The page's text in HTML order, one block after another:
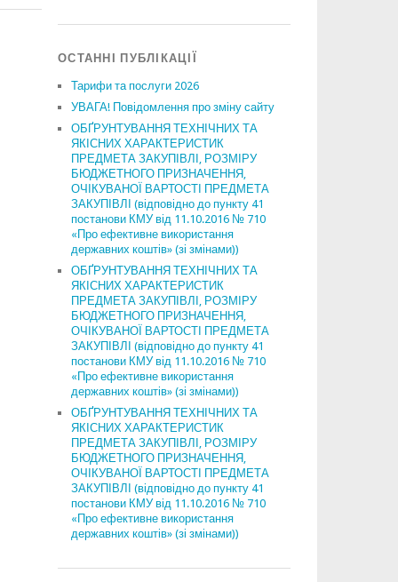
ОСТАННІ ПУБЛІКАЦІЇ
Тарифи та послуги 2026
УВАГА! Повідомлення про зміну сайту
ОБҐРУНТУВАННЯ ТЕХНІЧНИХ ТА
ЯКІСНИХ ХАРАКТЕРИСТИК
ПРЕДМЕТА ЗАКУПІВЛІ, РОЗМІРУ
БЮДЖЕТНОГО ПРИЗНАЧЕННЯ,
ОЧІКУВАНОЇ ВАРТОСТІ ПРЕДМЕТА
ЗАКУПІВЛІ (відповідно до пункту 41
постанови КМУ від 11.10.2016 № 710
«Про ефективне використання
державних коштів» (зі змінами))
ОБҐРУНТУВАННЯ ТЕХНІЧНИХ ТА
ЯКІСНИХ ХАРАКТЕРИСТИК
ПРЕДМЕТА ЗАКУПІВЛІ, РОЗМІРУ
БЮДЖЕТНОГО ПРИЗНАЧЕННЯ,
ОЧІКУВАНОЇ ВАРТОСТІ ПРЕДМЕТА
ЗАКУПІВЛІ (відповідно до пункту 41
постанови КМУ від 11.10.2016 № 710
«Про ефективне використання
державних коштів» (зі змінами))
ОБҐРУНТУВАННЯ ТЕХНІЧНИХ ТА
ЯКІСНИХ ХАРАКТЕРИСТИК
ПРЕДМЕТА ЗАКУПІВЛІ, РОЗМІРУ
БЮДЖЕТНОГО ПРИЗНАЧЕННЯ,
ОЧІКУВАНОЇ ВАРТОСТІ ПРЕДМЕТА
ЗАКУПІВЛІ (відповідно до пункту 41
постанови КМУ від 11.10.2016 № 710
«Про ефективне використання
державних коштів» (зі змінами))